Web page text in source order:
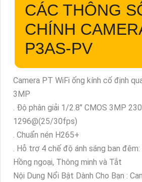
CÁC THÔNG
CHÍNH
P3AS-PV
Camera PT WiFi ống kính cố định
3MP
. Độ phân giải 1/2.8" CMOS 3MP
1296@(25/30fps)
. Chuẩn nén H265+
. Hỗ trợ 4 chế độ ánh sáng ban
Hồng ngoại, Thông minh và Tắt
Nội Dung Nổi Bật Dành Cho Bạn :